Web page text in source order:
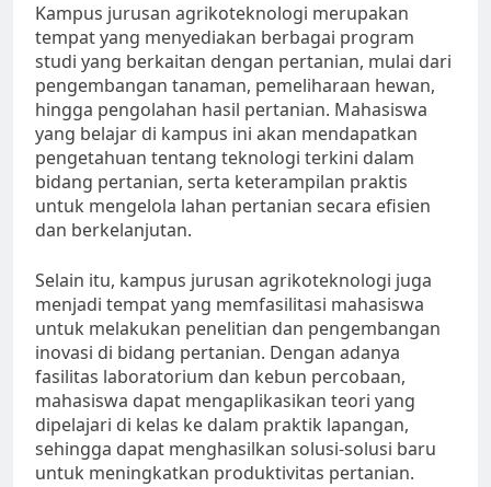
Kampus jurusan agrikoteknologi merupakan
tempat yang menyediakan berbagai program
studi yang berkaitan dengan pertanian, mulai dari
pengembangan tanaman, pemeliharaan hewan,
hingga pengolahan hasil pertanian. Mahasiswa
yang belajar di kampus ini akan mendapatkan
pengetahuan tentang teknologi terkini dalam
bidang pertanian, serta keterampilan praktis
untuk mengelola lahan pertanian secara efisien
dan berkelanjutan.
Selain itu, kampus jurusan agrikoteknologi juga
menjadi tempat yang memfasilitasi mahasiswa
untuk melakukan penelitian dan pengembangan
inovasi di bidang pertanian. Dengan adanya
fasilitas laboratorium dan kebun percobaan,
mahasiswa dapat mengaplikasikan teori yang
dipelajari di kelas ke dalam praktik lapangan,
sehingga dapat menghasilkan solusi-solusi baru
untuk meningkatkan produktivitas pertanian.